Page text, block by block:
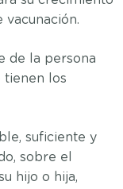
vacunación.
de la persona
tienen los
suficiente y
sobre el
hijo o hija,